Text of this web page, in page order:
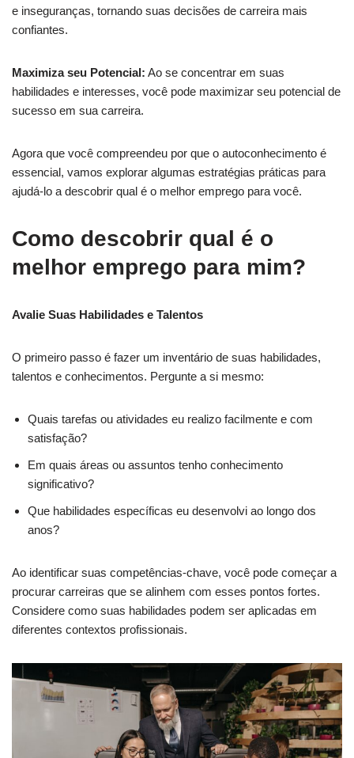
e inseguranças, tornando suas decisões de carreira mais
confiantes.
Maximiza seu Potencial: Ao se concentrar em suas
habilidades e interesses, você pode maximizar seu potencial de
sucesso em sua carreira.
Agora que você compreendeu por que o autoconhecimento é
essencial, vamos explorar algumas estratégias práticas para
ajudá-lo a descobrir qual é o melhor emprego para você.
Como descobrir qual é o
melhor emprego para mim?
Avalie Suas Habilidades e Talentos
O primeiro passo é fazer um inventário de suas habilidades,
talentos e conhecimentos. Pergunte a si mesmo:
Quais tarefas ou atividades eu realizo facilmente e com
satisfação?
Em quais áreas ou assuntos tenho conhecimento
significativo?
Que habilidades específicas eu desenvolvi ao longo dos
anos?
Ao identificar suas competências-chave, você pode começar a
procurar carreiras que se alinhem com esses pontos fortes.
Considere como suas habilidades podem ser aplicadas em
diferentes contextos profissionais.